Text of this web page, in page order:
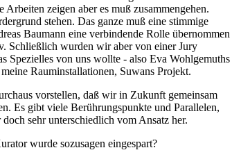
Arbeiten zeigen aber es muß zusammengehen.
stehen. Das ganze muß eine stimmige
Baumann eine verbindende Rolle übernommen
Schließlich wurden wir aber von einer Jury
Spezielles von uns wollte - also Eva Wohlgemuths
Rauminstallationen, Suwans Projekt.
vorstellen, daß wir in Zukunft gemeinsam
Es gibt viele Berührungspunkte und Parallelen,
sehr unterschiedlich vom Ansatz her.
wurde sozusagen eingespart?